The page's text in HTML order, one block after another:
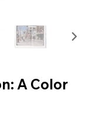
A Color